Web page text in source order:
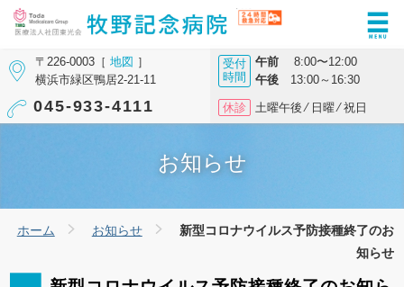
〒226-0003［地図 ］
横浜市緑区鴨居2-21-11
045-933-4111
受付
時間
午前8:00〜12:00
午後13:00～16:30
休診 土曜午後 ⁄ 日曜 ⁄ 祝日
お知らせ
ホーム お知らせ
新型コロナウイルス予防接種終了のお
知らせ